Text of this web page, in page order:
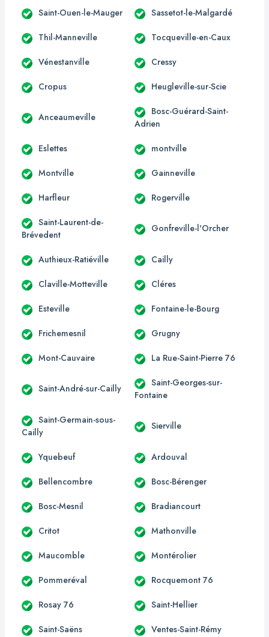
Saint-Ouen-le-Mauger Sassetot-le-Malgardé
Thil-Manneville Tocqueville-en-Caux
Vénestanville Cressy
Cropus Heugleville-sur-Scie
Anceaumeville
Bosc-Guérard-Saint-
Adrien
Eslettes montville
Montville Gainneville
Harfleur Rogerville
Saint-Laurent-de-
Brévedent
Gonfreville-l'Orcher
Authieux-Ratiéville Cailly
Claville-Motteville Cléres
Esteville Fontaine-le-Bourg
Frichemesnil Grugny
Mont-Cauvaire La Rue-Saint-Pierre 76
Saint-André-sur-Cailly
Saint-Georges-sur-
Fontaine
Saint-Germain-sous-
Cailly
Sierville
Yquebeuf Ardouval
Bellencombre Bosc-Bérenger
Bosc-Mesnil Bradiancourt
Critot Mathonville
Maucomble Montérolier
Pommeréval Rocquemont 76
Rosay 76 Saint-Hellier
Saint-Saëns Ventes-Saint-Rémy